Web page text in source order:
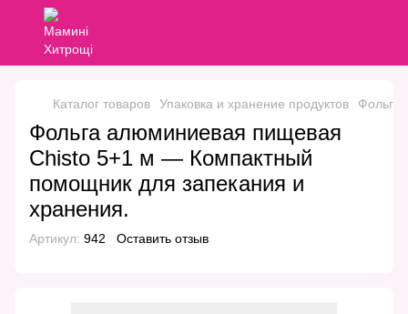
Каталог товаров Упаковка и хранение продуктов Фольга,
Фольга алюминиевая пищевая
Chisto 5+1 м — Компактный
помощник для запекания и
хранения.
Артикул: 942 Оставить отзыв